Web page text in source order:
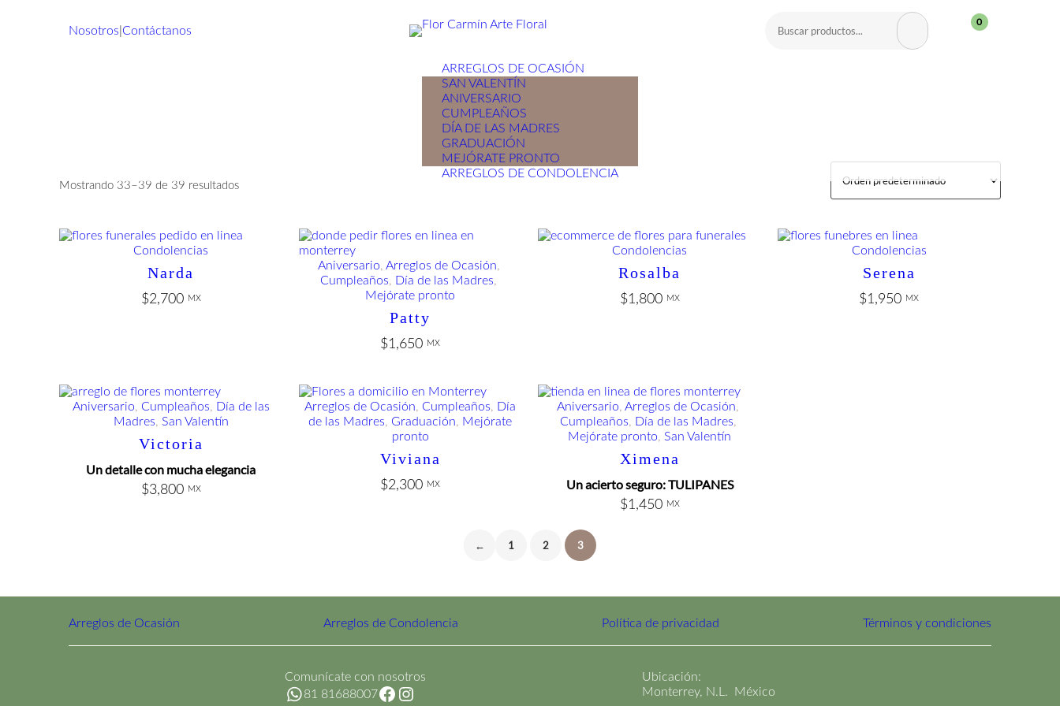
Nosotros Contáctanos
0
ARREGLOS DE OCASIÓN
SAN VALENTÍN
ANIVERSARIO
CUMPLEAÑOS
DÍA DE LAS MADRES
GRADUACIÓN
MEJÓRATE PRONTO
ARREGLOS DE CONDOLENCIA
Mostrando 33–39 de 39 resultados
Condolencias
Narda
$2,700 MX
Aniversario, Arreglos de Ocasión
Cumpleaños, Día de las Madres
Mejórate pronto
Patty
$1,650 MX
Condolencias
Rosalba
$1,800 MX
Condolencias
Serena
$1,950 MX
Aniversario, Cumpleaños, Día de las
Madres, San Valentín
Victoria
Un detalle con mucha elegancia
$3,800 MX
Arreglos de Ocasión, Cumpleaños, Día
de las Madres, Graduación, Mejórate
pronto
Viviana
$2,300 MX
Aniversario, Arreglos de Ocasión
Cumpleaños, Día de las Madres
Mejórate pronto, San Valentín
Ximena
Un acierto seguro: TULIPANES
$1,450 MX
← 1 2 3
Arreglos de Ocasión Arreglos de Condolencia Política de privacidad Términos y condiciones
Comunícate con nosotros
81 81688007Facebook
Instagram
Ubicación:
Monterrey, N.L. México